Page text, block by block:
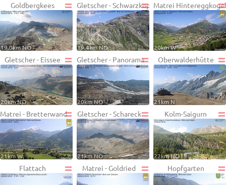
Goldbergkees
19.0km NO
Gletscher - Schwarzkopf
19.4km NO
Matrei Hintereggkogel
20km W
Gletscher - Eissee
20km NO
Gletscher - Panorama
20km NO
Oberwalderhütte
21km N
Matrei - Bretterwand
21km W
Gletscher - Schareck
21km NO
Kolm-Saigurn
22km NO
Flattach Matrei - Goldried Hopfgarten